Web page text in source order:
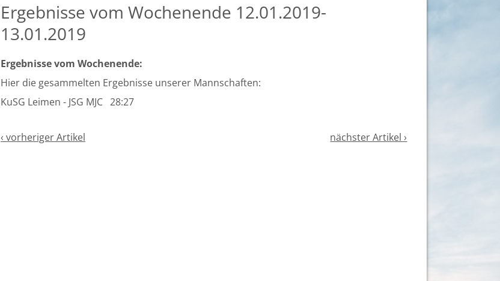
Ergebnisse vom Wochenende 12.01.2019-
13.01.2019
Ergebnisse vom Wochenende:
Hier die gesammelten Ergebnisse unserer Mannschaften:
KuSG Leimen - JSG MJC 28:27
‹ vorheriger Artikel nächster Artikel ›